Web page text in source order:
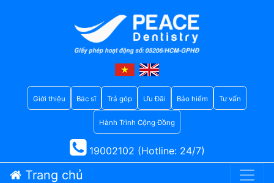
Giới thiệu Bác sĩ Trả góp Ưu Đãi Bảo hiểm Tư vấn
Hành Trình Cộng Đồng
19002102 (Hotline: 24/7)
Trang chủ